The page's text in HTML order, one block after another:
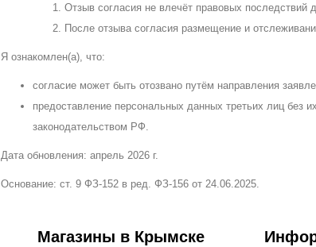
Отзыв согласия не влечёт правовых последствий
После отзыва согласия размещение и
Я ознакомлен(а), что:
согласие может быть отозвано путём направления
предоставление персональных данных третьих лиц без
законодательством РФ.
Дата обновления: апрель 2026 г.
Основание: ст. 9 ФЗ-152 в ред. ФЗ-156 от 24.06.2025.
Магазины в Крымске